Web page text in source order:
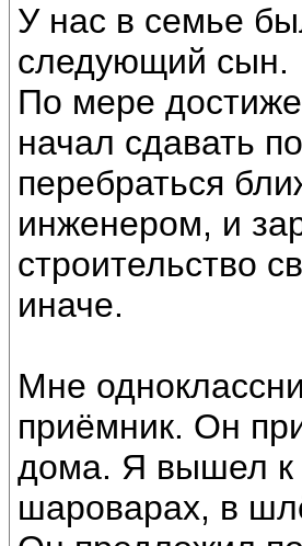
У нас в семье
следующий сын.
По мере
начал сдавать
перебраться
инженером, и
строительство
иначе.
Мне
приёмник. Он
дома. Я вышел к
шароварах, в